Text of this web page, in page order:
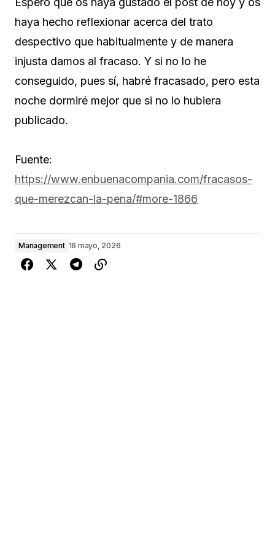
haya hecho reflexionar acerca del trato
despectivo que habitualmente y de manera
injusta damos al fracaso. Y si no lo he
conseguido, pues sí, habré fracasado, pero esta
noche dormiré mejor que si no lo hubiera
publicado.
Fuente:
https://www.enbuenacompania.com/fracasos-
que-merezcan-la-pena/#more-1866
Management 16 mayo, 2026